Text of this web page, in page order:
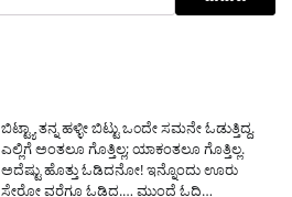
ಬಿಟ್ಟ್ಯಾ ತನ್ನ ಹಳ್ಳೀ ಬಿಟ್ಟು ಒ೦ದೇ ಸಮನೇ ಓಡುತ್ತಿದ್ದ.
ಎಲ್ಲಿಗೆ ಅಂತಲೂ ಗೊತ್ತಿಲ್ಲ; ಯಾಕಂತಲೂ ಗೊತ್ತಿಲ್ಲ.
ಅದೆಷ್ಟು ಹೊತ್ತು ಓಡಿದನೋ! ಇನ್ನೊಂದು ಊರು
ಸೇರೋ ವರೆಗೂ ಓಡಿದ.…ಮುಂದೆ ಓದಿ…